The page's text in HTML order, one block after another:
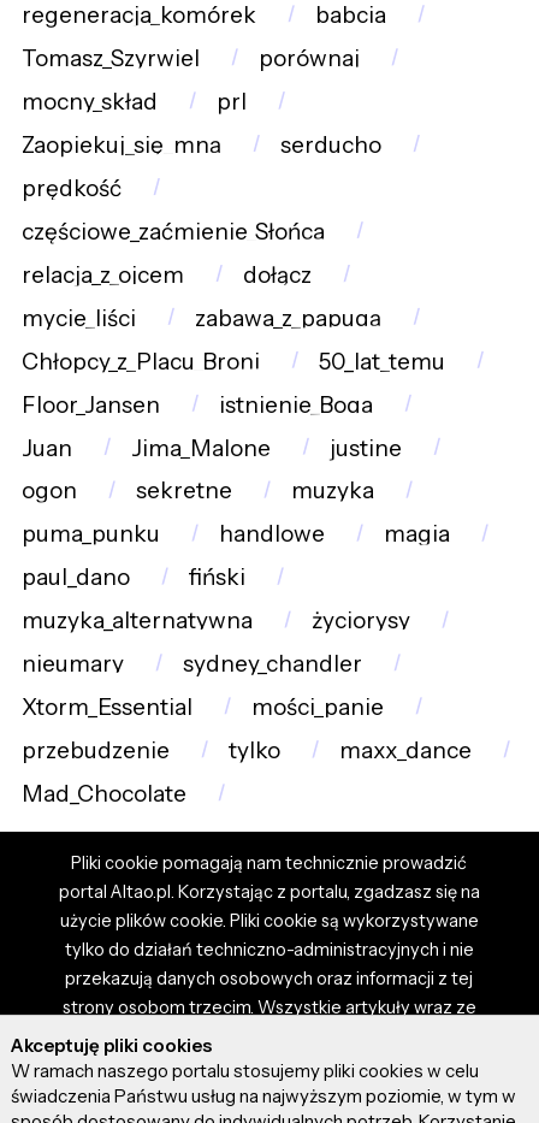
regeneracja_komórek
babcia
Tomasz_Szyrwiel
porównaj
mocny_skład
prl
Zaopiekuj_się_mną
serducho
prędkość
częściowe_zaćmienie_Słońca
relacja_z_ojcem
dołącz
mycie_liści
zabawa_z_papugą
Chłopcy_z_Placu_Broni
50_lat_temu
Floor_Jansen
istnienie_Boga
Juan
Jima_Malone
justine
ogon
sekretne
muzyka
puma_punku
handlowe
magia
paul_dano
fiński
muzyka_alternatywna
życiorysy
nieumary
sydney_chandler
Xtorm_Essential
mości_panie
przebudzenie
tylko
maxx_dance
Mad_Chocolate
Pliki cookie pomagają nam technicznie prowadzić
portal Altao.pl. Korzystając z portalu, zgadzasz się na
użycie plików cookie. Pliki cookie są wykorzystywane
tylko do działań techniczno-administracyjnych i nie
przekazują danych osobowych oraz informacji z tej
strony osobom trzecim. Wszystkie artykuły wraz ze
zdjęciami i materiałami dostępnymi na portalu są
własnością użytkowników. Administrator i właściciel
portalu nie ponosi odpowiedzialności za tresci
Akceptuję pliki cookies
W ramach naszego portalu stosujemy pliki cookies w celu
świadczenia Państwu usług na najwyższym poziomie, w tym w